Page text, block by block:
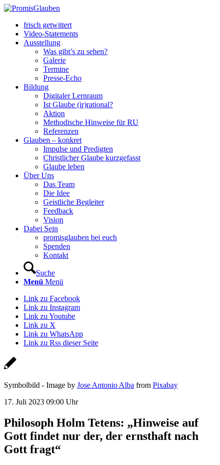
frisch getwittert
Video-Statements
Ausstellung
Was gibt’s zu sehen?
Galerie
Termine
Presse-Echo
Bildung
Digitaler Lernraum
Ist Glaube (ir)rational?
Aktion
Methodische Hinweise für RU
Referenzen
Glauben – konkret
Impulse und Predigten
Christlicher Glaube kurzgefasst
Glaube leben
Über Uns
Das Team
Die Idee
Geistliche Begleiter
Feedback
Vision
Dabei Sein
promisglauben bei euch
Spenden
Kontakt
Suche
Menü Menü
Link zu Facebook
Link zu Instagram
Link zu Youtube
Link zu X
Link zu WhatsApp
Link zu Rss dieser Seite
Symbolbild - Image by Jose Antonio Alba from Pixabay
17. Juli 2023 09:00 Uhr
Philosoph Holm Tetens: „Hinweise auf
Gott findet nur der, der ernsthaft nach
Gott fragt“